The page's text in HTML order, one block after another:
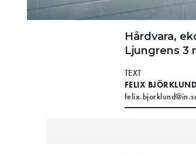
Hårdvara,
Ljungrens 3
TEXT
FELIX BJÖRKLUND